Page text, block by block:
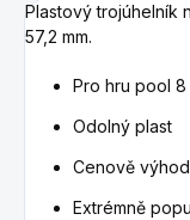
Plastový trojúhelník
57,2 mm.
Pro hru pool 8
Odolný plast
Cenově
Extrémně